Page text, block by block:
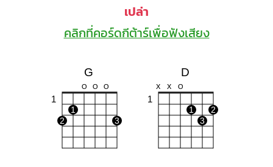
เปล่า
คลิกที่คอร์ดกีต้าร์เพื่อฟังเสียง
G
O O O
1
1
2
3
D
X X O
1
1
2
3